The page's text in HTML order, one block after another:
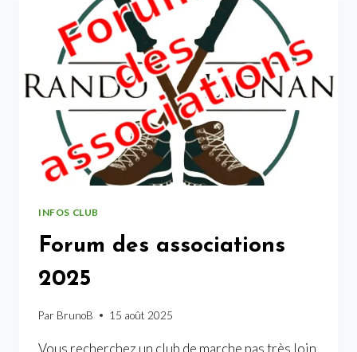
DÉVELOPPEMENT
SANS
PRÉCÉDENT
INFOS CLUB
Forum des associations
2025
Par BrunoB 15 août 2025
Vous recherchez un club de marche pas très loin